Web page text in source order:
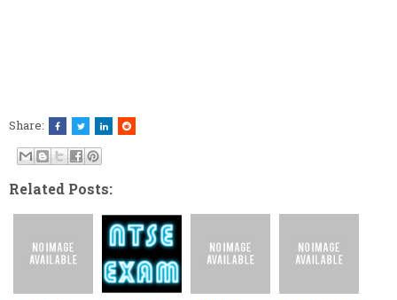
Share:
Related Posts: